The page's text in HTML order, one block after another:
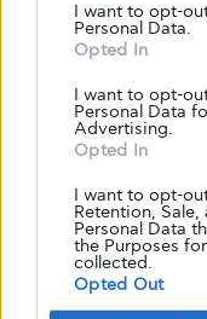
I want to opt-
Personal Data.
Opted In
I want to opt-
Personal Data
Advertising.
Opted In
I want to opt-
Retention,
Personal Data
the Purposes
collected.
Opted Out
καθαρίσει το
χρειάζεται
μπορεί να
έγκαυμα, κάτι
πολύ τις
μολυνθεί και να
γιατρού και